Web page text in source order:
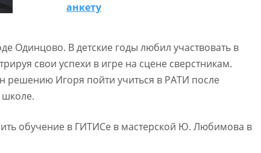
анкету
Одинцово. В детские годы любил участвовать в
свои успехи в игре на сцене сверстникам.
решению Игоря пойти учиться в РАТИ после
обучение в ГИТИСе в мастерской Ю. Любимова в